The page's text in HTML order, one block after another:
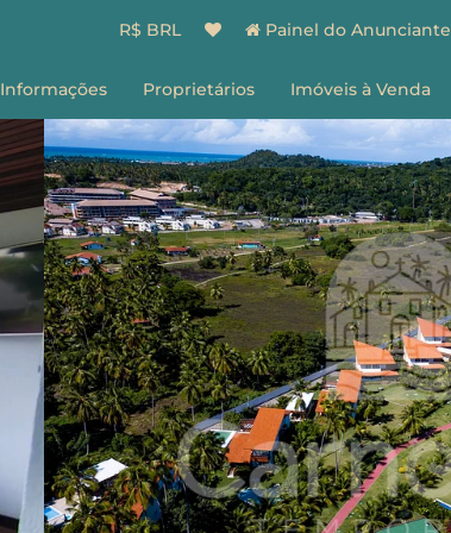
R$ BRL Painel do Anunciante
Informações
Sobre nós
Como Reservar
Perguntas Frequentes
Termos e Condições
Proprietários
Espaço do Proprietário
Gestão de Imóveis
Vantagens
Como Funciona
Fale Conosco
Imóveis à Venda